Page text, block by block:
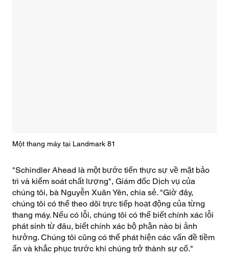
Một thang máy tại Landmark 81
"Schindler Ahead là một bước tiến thực sự về mặt bảo
trì và kiểm soát chất lượng", Giám đốc Dịch vụ của
chúng tôi, bà Nguyễn Xuân Yên, chia sẻ. "Giờ đây,
chúng tôi có thể theo dõi trực tiếp hoạt động của từng
thang máy. Nếu có lỗi, chúng tôi có thể biết chính xác lỗi
phát sinh từ đâu, biết chính xác bộ phận nào bị ảnh
hưởng. Chúng tôi cũng có thể phát hiện các vấn đề tiềm
ẩn và khắc phục trước khi chúng trở thành sự cố."